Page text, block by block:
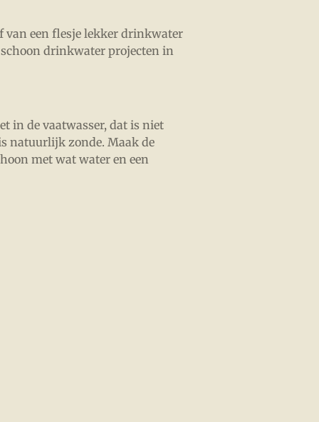
van een flesje lekker drinkwater
drinkwater projecten in
in de vaatwasser, dat is niet
natuurlijk zonde. Maak de
met wat water en een